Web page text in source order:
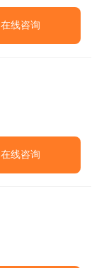
在线咨询
在线咨询